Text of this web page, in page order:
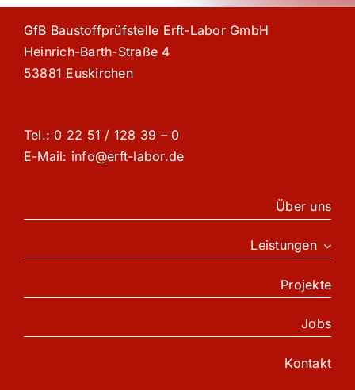
GfB Baustoffprüfstelle Erft-Labor GmbH
Heinrich-Barth-Straße 4
53881 Euskirchen
Tel.: 0 22 51 / 128 39 – 0
E-Mail: info@erft-labor.de
Über uns
Leistungen
Projekte
Jobs
Kontakt